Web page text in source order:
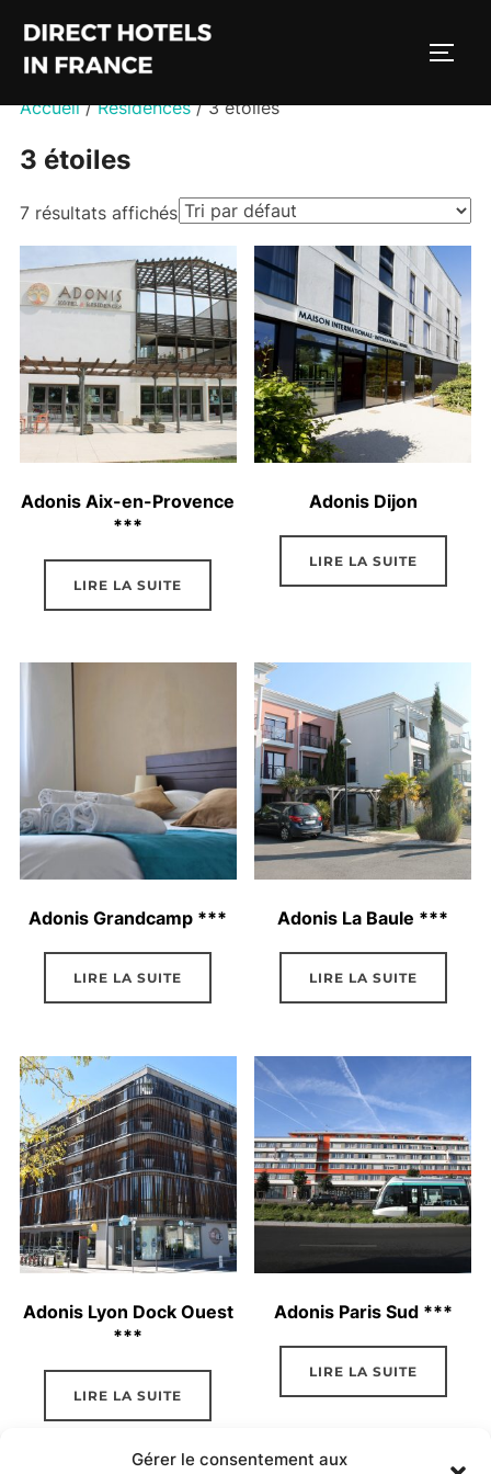
Gérer le consentement aux
contenu
Accueil/Résidences/ 3 étoiles
3 étoiles
7 résultats affichés
Adonis Aix-en-Provence
***
LIRE LA SUITE
Adonis Dijon
LIRE LA SUITE
Adonis Grandcamp ***
LIRE LA SUITE
Adonis La Baule ***
LIRE LA SUITE
Adonis Lyon Dock Ouest
***
LIRE LA SUITE
Adonis Paris Sud ***
LIRE LA SUITE